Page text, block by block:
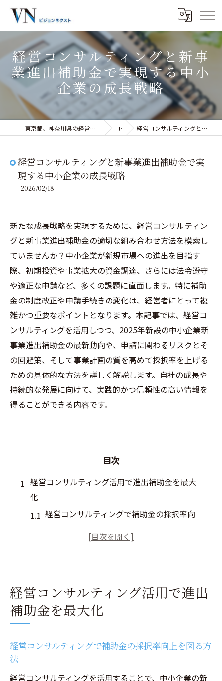
経営コンサルティングと新事
業進出補助金で実現する中小
企業の成長戦略
東京都、神奈川県の経営コンサルティングなら株式会社ビジョンネクスト コラム 経営コンサルティングと新事業進出補助金で実現する中小企業の成長戦略
経営コンサルティングと新事業進出補助金で実
現する中小企業の成長戦略
2026/02/18
新たな成長戦略を実現するために、経営コンサルティン
グと新事業進出補助金の適切な組み合わせ方法を模索し
ていませんか？中小企業が新規市場への進出を目指す
際、初期投資や事業拡大の資金調達、さらには法令遵守
や適正な申請など、多くの課題に直面します。特に補助
金の制度改正や申請手続きの変化は、経営者にとって複
雑かつ重要なポイントとなります。本記事では、経営コ
ンサルティングを活用しつつ、2025年新設の中小企業新
事業進出補助金の最新動向や、申請に関わるリスクとそ
の回避策、そして事業計画の質を高めて採択率を上げる
ための具体的な方法を詳しく解説します。自社の成長や
持続的な発展に向けて、実践的かつ信頼性の高い情報を
得ることができる内容です。
目次
経営コンサルティング活用で進出補助金を最大
化
経営コンサルティングで補助金の採択率向
中小企業新事業進出補助金の最新動向を経
請スケジュールの立て方
補助金活用を成功に導く経営コンサルティ
経営コンサルティング導入で補助金申請ミ
新事業進出補助金を活かす成長戦略の要点
経営コンサルティング活用で進出
補助金を最大化
経営コンサルティングで補助金の採択率向上を図る方
法
経営コンサルティングを活用することで、中小企業の新